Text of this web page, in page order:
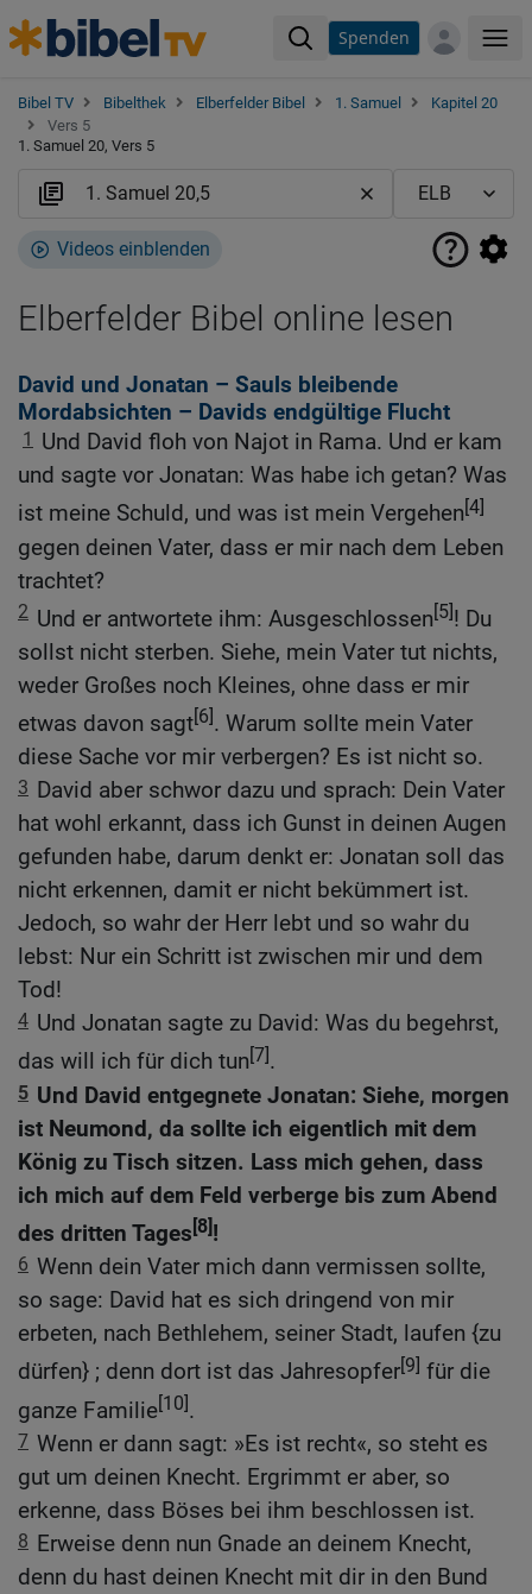
Spenden
Bibel TV Bibelthek Elberfelder Bibel 1. Samuel
Kapitel 20
Vers 5
1. Samuel 20, Vers 5
Videos einblenden
Elberfelder Bibel online lesen
David und Jonatan – Sauls bleibende
Mordabsichten – Davids endgültige Flucht
1
Und David floh von Najot in Rama. Und er kam
und sagte vor Jonatan: Was habe ich getan? Was
ist meine Schuld, und was ist mein Vergehen[4]
gegen deinen Vater, dass er mir nach dem Leben
trachtet?
2 Und er antwortete ihm: Ausgeschlossen[5]! Du
sollst nicht sterben. Siehe, mein Vater tut nichts,
weder Großes noch Kleines, ohne dass er mir
etwas davon sagt[6]. Warum sollte mein Vater
diese Sache vor mir verbergen? Es ist nicht so.
3 David aber schwor dazu und sprach: Dein Vater
hat wohl erkannt, dass ich Gunst in deinen Augen
gefunden habe, darum denkt er: Jonatan soll das
nicht erkennen, damit er nicht bekümmert ist.
Jedoch, so wahr der Herr lebt und so wahr du
lebst: Nur ein Schritt ist zwischen mir und dem
Tod!
4 Und Jonatan sagte zu David: Was du begehrst,
das will ich für dich tun[7].
5 Und David entgegnete Jonatan: Siehe, morgen
ist Neumond, da sollte ich eigentlich mit dem
König zu Tisch sitzen. Lass mich gehen, dass
ich mich auf dem Feld verberge bis zum Abend
des dritten Tages [8]!
6 Wenn dein Vater mich dann vermissen sollte,
so sage: David hat es sich dringend von mir
erbeten, nach Bethlehem, seiner Stadt, laufen {zu
dürfen} ; denn dort ist das Jahresopfer[9] für die
ganze Familie[10].
7 Wenn er dann sagt: »Es ist recht«, so steht es
gut um deinen Knecht. Ergrimmt er aber, so
erkenne, dass Böses bei ihm beschlossen ist.
8 Erweise denn nun Gnade an deinem Knecht,
denn du hast deinen Knecht mit dir in den Bund